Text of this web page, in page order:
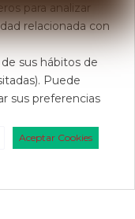
para analizar
relacionada con
sus hábitos de
Puede
sus preferencias
Aceptar Cookies